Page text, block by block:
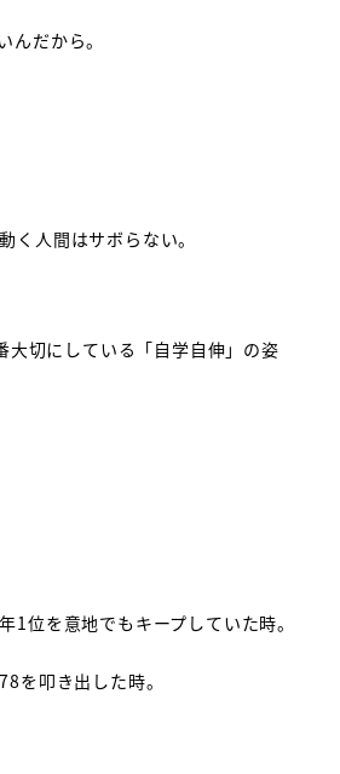
んだから。
く人間はサボらない。
大切にしている「自学自伸」の姿
1位を意地でもキープしていた時。
を叩き出した時。